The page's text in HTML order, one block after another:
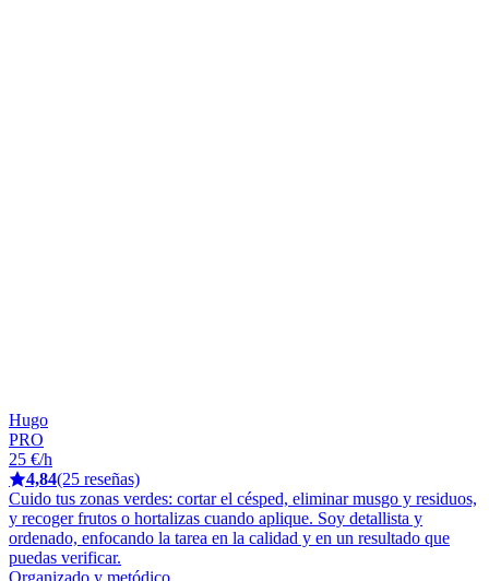
Hugo
PRO
25 €/h
4,84(25 reseñas)
Cuido tus zonas verdes: cortar el césped, eliminar musgo y residuos,
y recoger frutos o hortalizas cuando aplique. Soy detallista y
ordenado, enfocando la tarea en la calidad y en un resultado que
puedas verificar.
Organizado y metódico